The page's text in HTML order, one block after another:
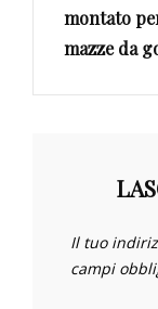
montato
mazze da
Il tuo
campi